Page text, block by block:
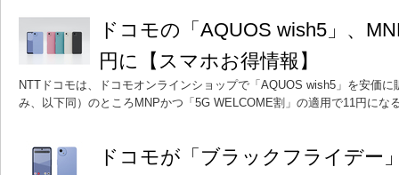
ドコモの「AQUOS wish5」、
円に【スマホお得情報】
NTTドコモは、ドコモオンラインショップで「AQUOS wish5」を安価
み、以下同）のところMNPかつ「5G WELCOME割」の適用で11円にな
ドコモが「ブラックフライデ